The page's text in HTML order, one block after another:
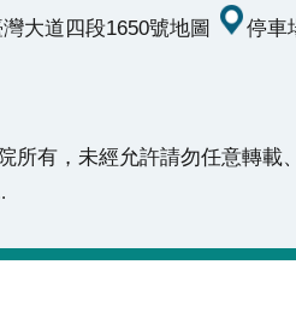
大道四段1650號地圖
停車
所有，未經允許請勿任意轉載